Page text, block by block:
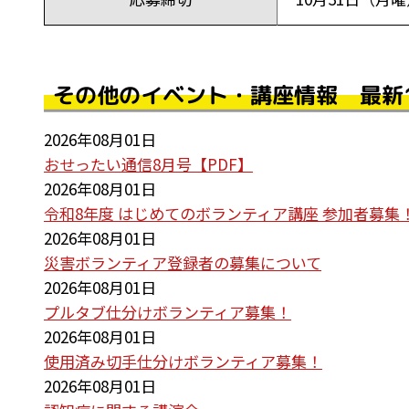
その他のイベント・講座情報 最
2026年08月01日
おせったい通信8月号【PDF】
2026年08月01日
令和8年度 はじめてのボランティア講座 参加者募集！
2026年08月01日
災害ボランティア登録者の募集について
2026年08月01日
プルタブ仕分けボランティア募集！
2026年08月01日
使用済み切手仕分けボランティア募集！
2026年08月01日